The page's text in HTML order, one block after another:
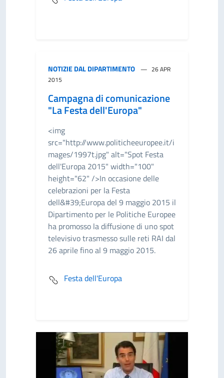
NOTIZIE DAL DIPARTIMENTO
26 APR
2015
Campagna di comunicazione
"La Festa dell'Europa"
<img
src="http://www.politicheeuropee.it/i
mages/1997t.jpg" alt="Spot Festa
dell'Europa 2015" width="100"
height="62" />In occasione delle
celebrazioni per la Festa
dell&#39;Europa del 9 maggio 2015 il
Dipartimento per le Politiche Europee
ha promosso la diffusione di uno spot
televisivo trasmesso sulle reti RAI dal
26 aprile fino al 9 maggio 2015.
Festa dell'Europa